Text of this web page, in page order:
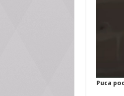
Puca